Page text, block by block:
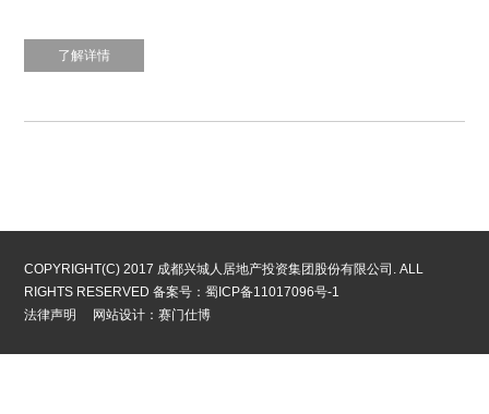
了解详情
COPYRIGHT(C) 2017 成都兴城人居地产投资集团股份有限公司. ALL
RIGHTS RESERVED备案号：蜀ICP备11017096号-1
法律声明
网站设计：赛门仕博